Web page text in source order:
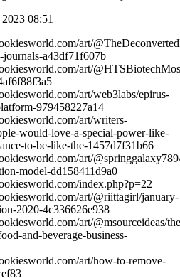
08:51
art/
a43df71f607b
art/
art/web3labs/epirus-
979458227a14
art/writers-
would-love-a-special-power-like-
to-be-like-the-1457d7f31b66
art/
model-dd158411d9a0
index.php?p=22
art/@riittagirl/january-
2020-4c336626e938
art/@msourceideas/
and-beverage-business-
art/how-to-remove-